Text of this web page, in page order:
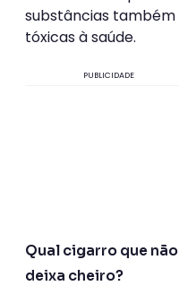
substâncias também
tóxicas à saúde.
PUBLICIDADE
Qual cigarro que não
deixa cheiro?